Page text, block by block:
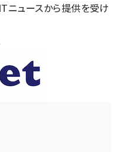
ニュースから提供を受け